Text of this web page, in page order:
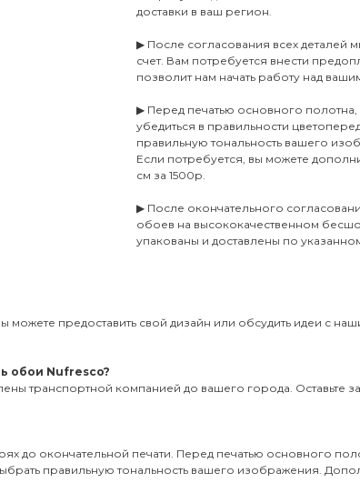
доставки в ваш регион.
▶ После согласования всех деталей
счет. Вам потребуется внести
позволит нам начать работу над
▶ Перед печатью основного
убедиться в правильности
правильную тональность вашего
Если потребуется, вы можете
см за 1500р.
▶ После окончательного
обоев на высококачественном
упакованы и доставлены по
предоставить свой дизайн или обсудить идеи с
обои Nufresco?
транспортной компанией до вашего города. Оставьте
до окончательной печати. Перед печатью основного
правильную тональность вашего изображения.